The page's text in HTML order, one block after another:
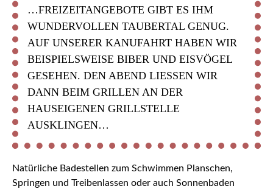
…FREIZEITANGEBOTE GIBT ES IHM
WUNDERVOLLEN TAUBERTAL GENUG.
AUF UNSERER KANUFAHRT HABEN WIR
BEISPIELSWEISE BIBER UND EISVÖGEL
GESEHEN. DEN ABEND LIESSEN WIR D
ANN BEIM GRILLEN AN DER H
AUSEIGENEN GRILLSTELLE A
USKLINGEN…
Natürliche Badestellen zum Schwimmen Planschen,
Springen und Treibenlassen oder auch Sonnenbaden